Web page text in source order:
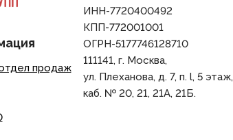
Нет
НАЛИЧИЕ ЭКРАНА
БРОНИРОВАННЫЙ
КОЛИЧЕСТВО ЖИЛ
продаж
ИНН-7720400492
КПП-772001001
ОГРН-5177746128710
111141, г. Москва,
ул. Плеханова, д. 7, п. l, 5 этаж,
каб. № 20, 21, 21A, 21Б.